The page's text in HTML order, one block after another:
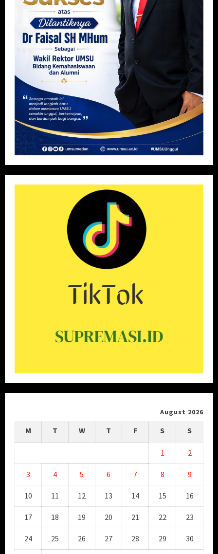
August 2026
M T W T F S S
1 2
3 4 5 6 7 8 9
10 11 12 13 14 15 16
17 18 19 20 21 22 23
24 25 26 27 28 29 30